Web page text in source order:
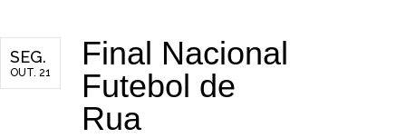
SEG.
OUT. 21
Final Nacional
Futebol de
Rua